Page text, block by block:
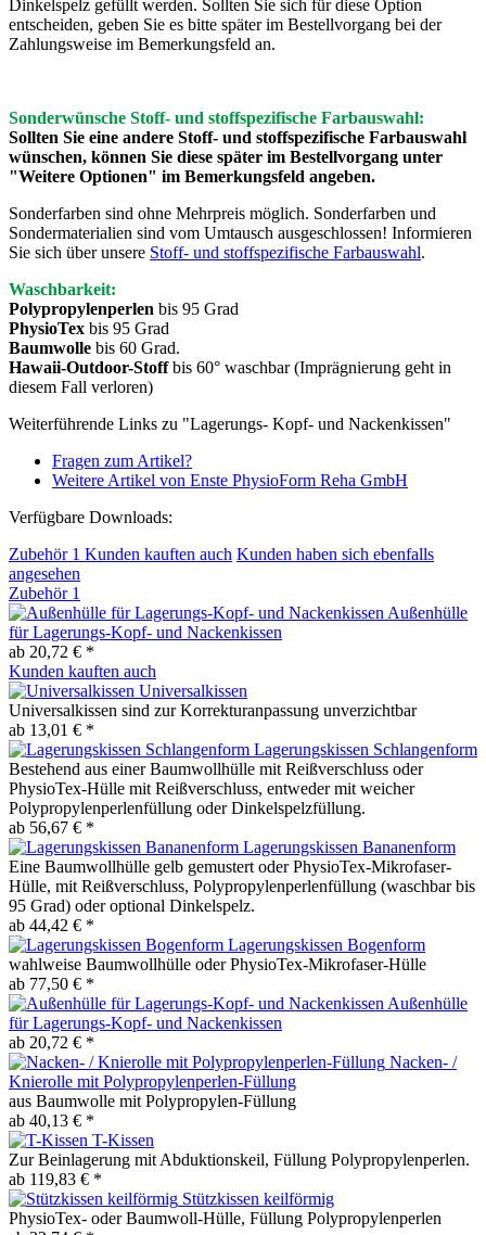
Dinkelspelz gefüllt werden. Sollten Sie sich für diese Option
entscheiden, geben Sie es bitte später im Bestellvorgang bei der
Zahlungsweise im Bemerkungsfeld an.
Sonderwünsche Stoff- und stoffspezifische Farbauswahl:
Sollten Sie eine andere Stoff- und stoffspezifische Farbauswahl
wünschen, können Sie diese später im Bestellvorgang unter
"Weitere Optionen" im Bemerkungsfeld angeben.
Sonderfarben sind ohne Mehrpreis möglich. Sonderfarben und
Sondermaterialien sind vom Umtausch ausgeschlossen! Informieren
Sie sich über unsere Stoff- und stoffspezifische Farbauswahl.
Waschbarkeit:
Polypropylenperlen bis 95 Grad
PhysioTex bis 95 Grad
Baumwolle bis 60 Grad.
Hawaii-Outdoor-Stoffbis 60° waschbar (Imprägnierung geht in
diesem Fall verloren)
Weiterführende Links zu "Lagerungs- Kopf- und Nackenkissen"
Fragen zum Artikel?
Weitere Artikel von Enste PhysioForm Reha GmbH
Verfügbare Downloads:
Zubehör 1 Kunden kauften auch Kunden haben sich ebenfalls
angesehen
Zubehör 1
Außenhülle
für Lagerungs-Kopf- und Nackenkissen
ab 20,72 € *
Kunden kauften auch
Universalkissen
Universalkissen sind zur Korrekturanpassung unverzichtbar
ab 13,01 € *
Lagerungskissen Schlangenform
Bestehend aus einer Baumwollhülle mit Reißverschluss oder
PhysioTex-Hülle mit Reißverschluss, entweder mit weicher
Polypropylenperlenfüllung oder Dinkelspelzfüllung.
ab 56,67 € *
Lagerungskissen Bananenform
Eine Baumwollhülle gelb gemustert oder PhysioTex-Mikrofaser-
Hülle, mit Reißverschluss, Polypropylenperlenfüllung (waschbar bis
95 Grad) oder optional Dinkelspelz.
ab 44,42 € *
Lagerungskissen Bogenform
wahlweise Baumwollhülle oder PhysioTex-Mikrofaser-Hülle
ab 77,50 € *
Außenhülle
für Lagerungs-Kopf- und Nackenkissen
ab 20,72 € *
Nacken- /
Knierolle mit Polypropylenperlen-Füllung
aus Baumwolle mit Polypropylen-Füllung
ab 40,13 € *
T-Kissen
Zur Beinlagerung mit Abduktionskeil, Füllung Polypropylenperlen.
ab 119,83 € *
Stützkissen keilförmig
PhysioTex- oder Baumwoll-Hülle, Füllung Polypropylenperlen